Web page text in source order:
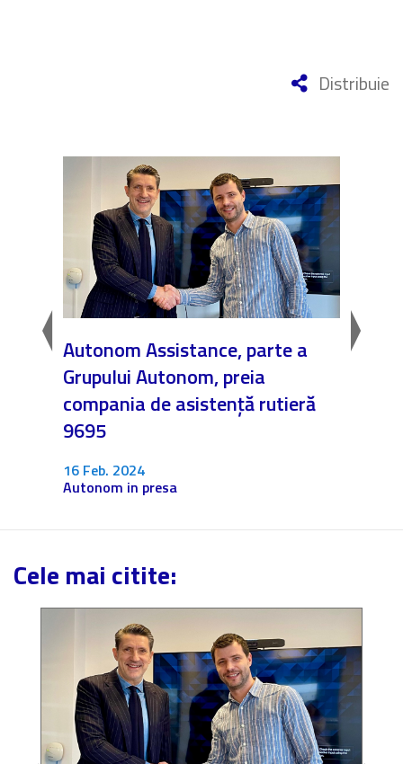
Distribuie
Autonom Assistance, parte a
Grupului Autonom, preia
compania de asistență rutieră
9695
16 Feb. 2024
Autonom in presa
Cele mai citite: